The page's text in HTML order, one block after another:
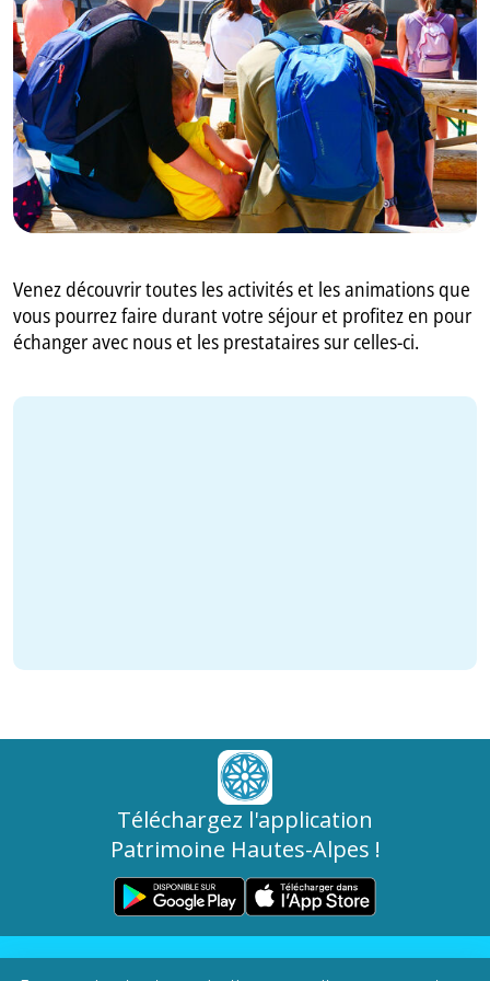
GB
IT
Venez découvrir toutes les activités et les animations que
vous pourrez faire durant votre séjour et profitez en pour
échanger avec nous et les prestataires sur celles-ci.
Téléchargez l'application
Patrimoine Hautes-Alpes !